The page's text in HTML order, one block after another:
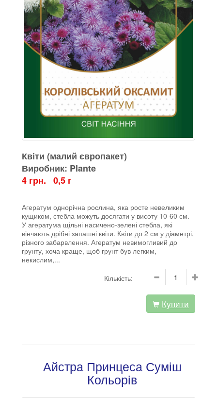
Квіти (малий європакет)
Виробник: Plante
4 грн. 0,5 г
Агератум однорічна рослина, яка росте невеликим
кущиком, стебла можуть досягати у висоту 10-60 см.
У агератума щільні насичено-зелені стебла, які
вінчають дрібні запашні квіти. Квіти до 2 см у діаметрі,
різного забарвлення. Агератум невимогливий до
грунту, хоча краще, щоб грунт був легким,
некислим,...
Кількість:
Купити
Айстра Принцеса Суміш
Кольорів